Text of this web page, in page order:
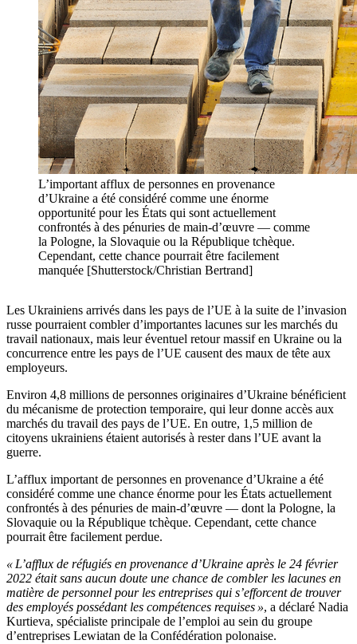
L’important afflux de personnes en provenance
d’Ukraine a été considéré comme une énorme
opportunité pour les États qui sont actuellement
confrontés à des pénuries de main-d’œuvre — comme
la Pologne, la Slovaquie ou la République tchèque.
Cependant, cette chance pourrait être facilement
manquée [Shutterstock/Christian Bertrand]
Les Ukrainiens arrivés dans les pays de l’UE à la suite de l’invasion
russe pourraient combler d’importantes lacunes sur les marchés du
travail nationaux, mais leur éventuel retour massif en Ukraine ou la
concurrence entre les pays de l’UE causent des maux de tête aux
employeurs.
Environ 4,8 millions de personnes originaires d’Ukraine bénéficient
du mécanisme de protection temporaire, qui leur donne accès aux
marchés du travail des pays de l’UE. En outre, 1,5 million de
citoyens ukrainiens étaient autorisés à rester dans l’UE avant la
guerre.
L’afflux important de personnes en provenance d’Ukraine a été
considéré comme une chance énorme pour les États actuellement
confrontés à des pénuries de main-d’œuvre — dont la Pologne, la
Slovaquie ou la République tchèque. Cependant, cette chance
pourrait être facilement perdue.
« L’afflux de réfugiés en provenance d’Ukraine après le 24 février
2022 était sans aucun doute une chance de combler les lacunes en
matière de personnel pour les entreprises qui s’efforcent de trouver
des employés possédant les compétences requises », a déclaré Nadia
Kurtieva, spécialiste principale de l’emploi au sein du groupe
d’entreprises Lewiatan de la Confédération polonaise.